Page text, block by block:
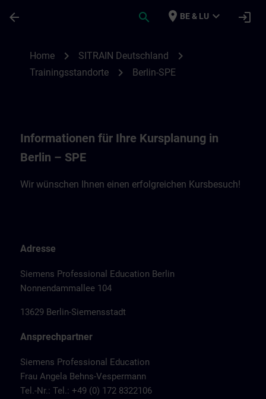
arrow_back search place BE & LU expand_more login
Home chevron_right SITRAIN Deutschland chevron_right
Trainingsstandorte chevron_right Berlin-SPE
Informationen für Ihre Kursplanung in
Berlin – SPE
Wir wünschen Ihnen einen erfolgreichen Kursbesuch!
Adresse
Siemens Professional Education Berlin
Nonnendammallee 104
13629 Berlin-Siemensstadt
Ansprechpartner
Siemens Professional Education
Frau Angela Behns-Vespermann
Tel.-Nr.: Tel.: +49 (0) 172 8322106